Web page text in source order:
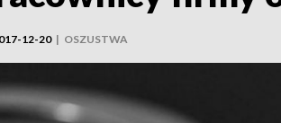
12-20 | OSZUSTWA